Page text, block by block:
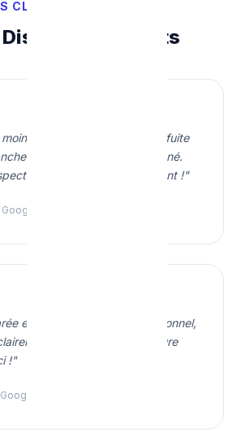
CLIENTS VÉRIFIÉS
Nos Clients
de 20 minutes pour une fuite
soir. Travail propre et soigné.
Je recommande vivement !"
en une heure. Très professionnel,
Tarif correct et facture
!"